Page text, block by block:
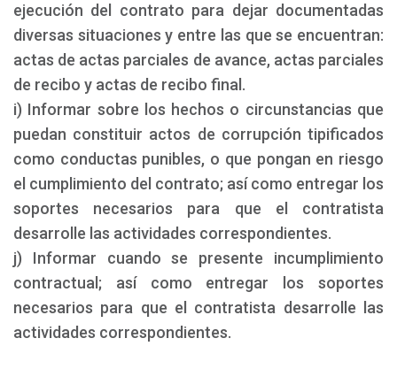
ejecución del contrato para dejar documentadas
diversas situaciones y entre las que se encuentran:
actas de actas parciales de avance, actas parciales
de recibo y actas de recibo final.
i) Informar sobre los hechos o circunstancias que
puedan constituir actos de corrupción tipificados
como conductas punibles, o que pongan en riesgo
el cumplimiento del contrato; así como entregar los
soportes necesarios para que el contratista
desarrolle las actividades correspondientes.
j) Informar cuando se presente incumplimiento
contractual; así como entregar los soportes
necesarios para que el contratista desarrolle las
actividades correspondientes.